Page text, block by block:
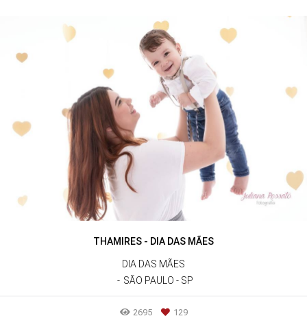
THAMIRES - DIA DAS MÃES
DIA DAS MÃES
SÃO PAULO - SP
2695 129